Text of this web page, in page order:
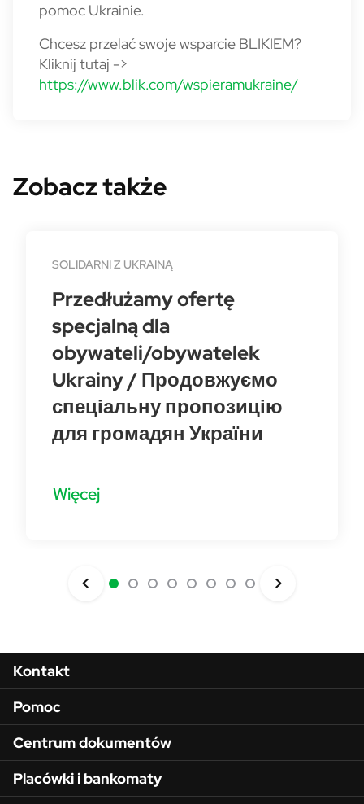
pomoc Ukrainie.
Chcesz przelać swoje wsparcie BLIKIEM?
Kliknij tutaj ->
https://www.blik.com/wspieramukraine/
Zobacz także
SOLIDARNI Z UKRAINĄ
Przedłużamy ofertę
specjalną dla
obywateli/obywatelek
Ukrainy / Продовжуємо
спеціальну пропозицію
для громадян України
Więcej
Menu w stopce
Kontakt
Pomoc
Centrum dokumentów
Placówki i bankomaty